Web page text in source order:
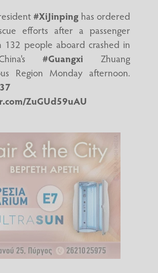
#XiJinpinghas ordered
efforts after a passenger
132 people aboard crashed in
#Guangxi Zhuang
Region Monday afternoon.
ZuGUd59uAU